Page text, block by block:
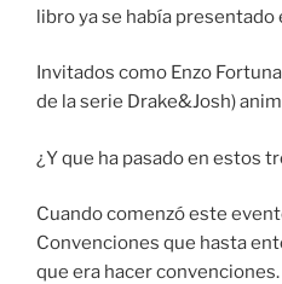
libro ya se había presentado
Invitados como Enzo
de la serie Drake&Josh)
¿Y que ha pasado en estos
Cuando comenzó este
Convenciones que hasta
que era hacer convenciones.